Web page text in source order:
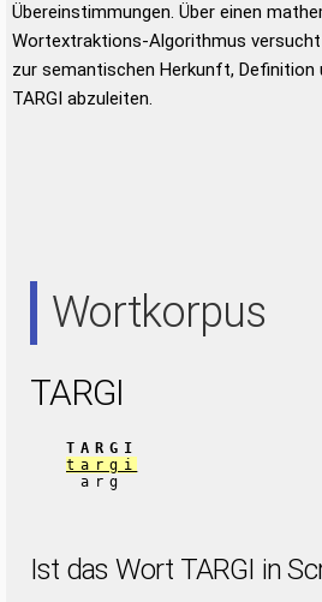
Übereinstimmungen. Über einen
Wortextraktions-Algorithmus
zur semantischen Herkunft, Definition
TARGI abzuleiten.
Wortkorpus
TARGI
TARGI
targi
arg
Ist das Wort TARGI in